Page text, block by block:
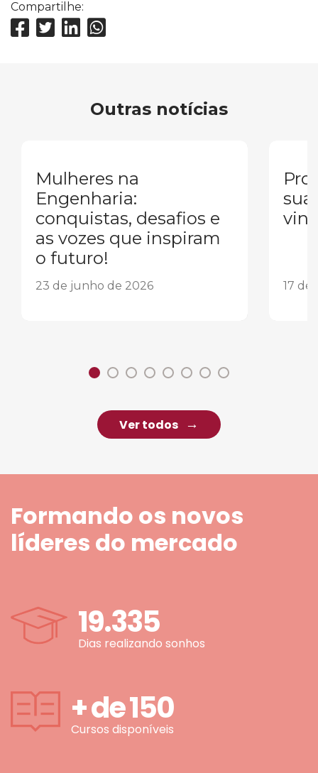
Compartilhe:
Outras notícias
Mulheres na
Engenharia:
conquistas, desafios e
as vozes que inspiram
o futuro!
23 de junho de 2026
sua
17 de
Ver todos
Formando os novos
líderes do mercado
19.335
Dias realizando sonhos
+ de150
Cursos disponíveis